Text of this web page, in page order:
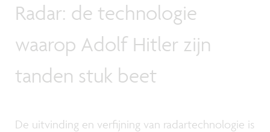
Radar: de technologie
waarop Adolf Hitler zijn
tanden stuk beet
De uitvinding en verfijning van radartechnologie is